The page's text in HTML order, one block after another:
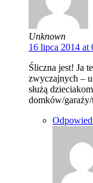
Unknown
16 lipca 2014 at
Śliczna jest! Ja
zwyczajnych –
służą
domków/garaży/